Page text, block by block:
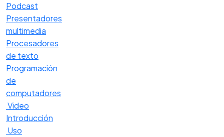
Podcast
Presentadores
multimedia
Procesadores
de texto
Programación
de
computadores
Video
Introducción
Uso